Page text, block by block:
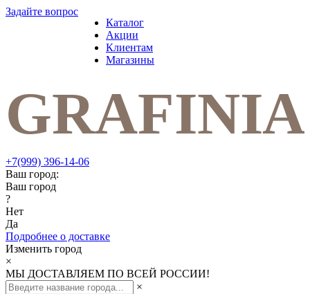
Задайте вопрос
Каталог
Акции
Клиентам
Магазины
+7(999) 396-14-06
Ваш город:
Ваш город
?
Нет
Да
Подробнее о доставке
Изменить город
×
МЫ ДОСТАВЛЯЕМ ПО ВСЕЙ РОССИИ!
×